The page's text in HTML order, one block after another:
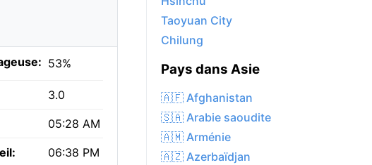
53%
3.0
05:28 AM
06:38 PM
Taoyuan City
Chilung
Pays dans Asie
🇦🇫 Afghanistan
🇸🇦 Arabie saoudite
🇦🇲 Arménie
🇦🇿 Azerbaïdjan